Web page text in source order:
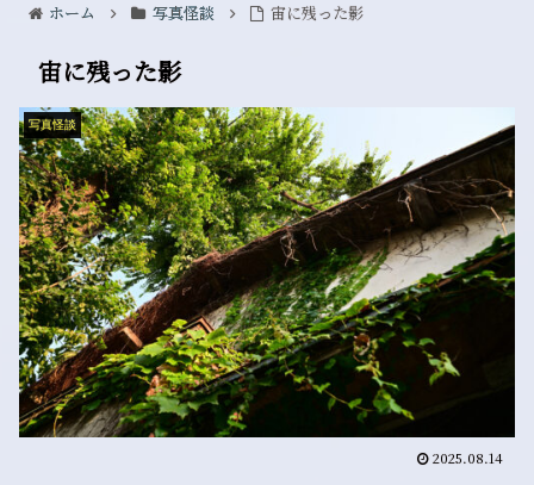
ホーム 写真怪談 宙に残った影
宙に残った影
写真怪談
2025.08.14